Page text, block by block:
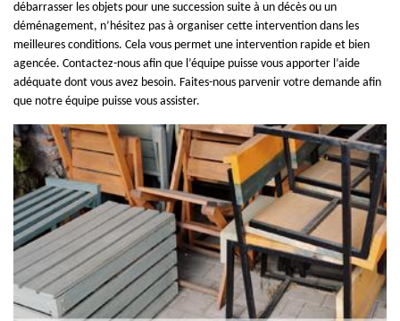
débarrasser les objets pour une succession suite à un décès ou un
déménagement, n’hésitez pas à organiser cette intervention dans les
meilleures conditions. Cela vous permet une intervention rapide et bien
agencée. Contactez-nous afin que l’équipe puisse vous apporter l’aide
adéquate dont vous avez besoin. Faites-nous parvenir votre demande afin
que notre équipe puisse vous assister.